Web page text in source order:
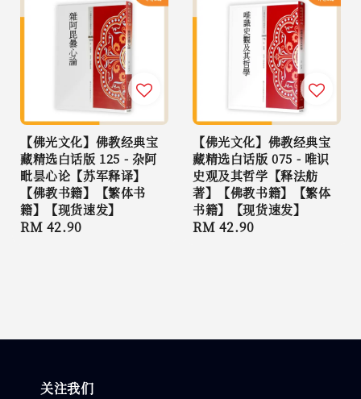
【佛光文化】佛教经典宝
藏精选白话版 125 - 杂阿
毗昙心论【苏军释译】
【佛教书籍】【繁体书
籍】【现货速发】
Regular
RM 42.90
【佛光文化】佛教经典宝
藏精选白话版 075 - 唯识
史观及其哲学【释法舫
著】【佛教书籍】【繁体
书籍】【现货速发】
Regular
RM 42.90
关注我们